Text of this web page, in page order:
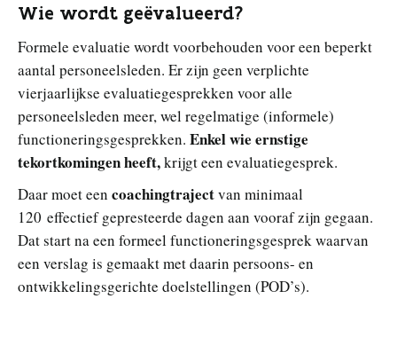
Wie wordt geëvalueerd?
Formele evaluatie wordt voorbehouden voor een beperkt
aantal personeelsleden. Er zijn geen verplichte
vierjaarlijkse evaluatiegesprekken voor alle
personeelsleden meer, wel regelmatige (informele)
functioneringsgesprekken. Enkel wie ernstige
tekortkomingen heeft,krijgt een evaluatiegesprek.
Daar moet een coachingtrajectvan minimaal
120 effectief gepresteerde dagen aan vooraf zijn gegaan.
Dat start na een formeel functioneringsgesprek waarvan
een verslag is gemaakt met daarin persoons- en
ontwikkelingsgerichte doelstellingen (POD’s).